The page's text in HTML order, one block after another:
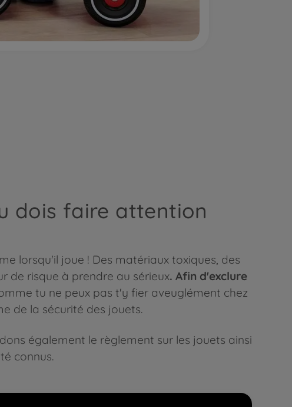
dois faire attention
lorsqu'il joue ! Des matériaux toxiques, des
de risque à prendre au sérieux. Afin d'exclure
tu ne peux pas t'y fier aveuglément chez
de la sécurité des jouets.
également le règlement sur les jouets ainsi
connus.